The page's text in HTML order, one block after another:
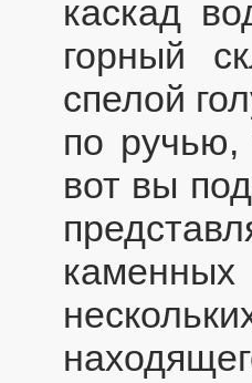
каскад
горный
спелой
по ручью,
вот вы